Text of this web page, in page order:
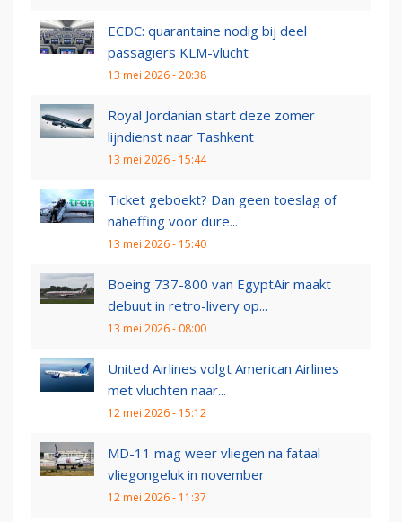
ECDC: quarantaine nodig bij deel
passagiers KLM-vlucht
13 mei 2026 - 20:38
Royal Jordanian start deze zomer
lijndienst naar Tashkent
13 mei 2026 - 15:44
Ticket geboekt? Dan geen toeslag of
naheffing voor dure...
13 mei 2026 - 15:40
Boeing 737-800 van EgyptAir maakt
debuut in retro-livery op...
13 mei 2026 - 08:00
United Airlines volgt American Airlines
met vluchten naar...
12 mei 2026 - 15:12
MD-11 mag weer vliegen na fataal
vliegongeluk in november
12 mei 2026 - 11:37